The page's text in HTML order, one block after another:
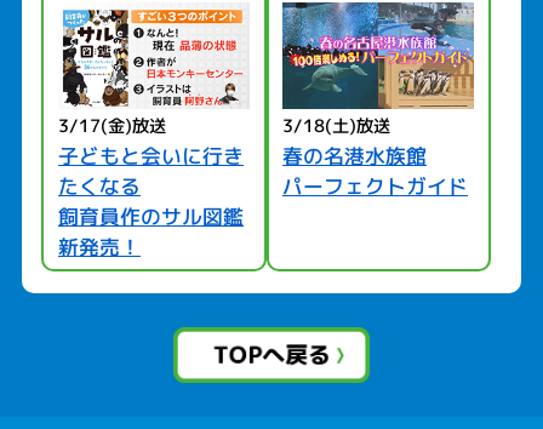
3/17(金)放送
子どもと会いに行き
たくなる
飼育員作のサル図鑑
新発売！
3/18(土)放送
春の名港水族館
パーフェクトガイド